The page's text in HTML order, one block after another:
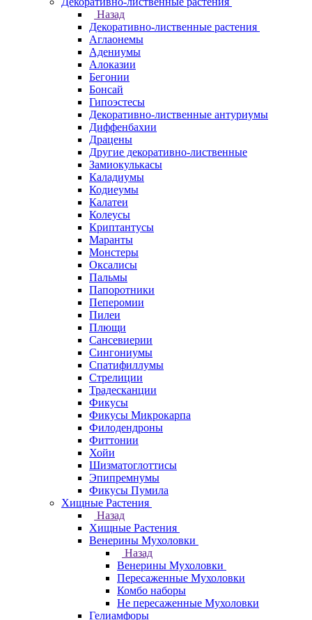
Назад
Декоративно-лиственные растения
Аглаонемы
Адениумы
Алоказии
Бегонии
Бонсай
Гипоэстесы
Декоративно-лиственные антуриумы
Диффенбахии
Драцены
Другие декоративно-лиственные
Замиокулькасы
Каладиумы
Кодиеумы
Калатеи
Колеусы
Криптантусы
Маранты
Монстеры
Оксалисы
Пальмы
Папоротники
Пеперомии
Пилеи
Плющи
Сансевиерии
Сингониумы
Спатифиллумы
Стрелиции
Традесканции
Фикусы
Фикусы Микрокарпа
Филодендроны
Фиттонии
Хойи
Шизматоглоттисы
Эпипремнумы
Фикусы Пумила
Хищные Растения
Назад
Хищные Растения
Венерины Мухоловки
Назад
Венерины Мухоловки
Пересаженные Мухоловки
Комбо наборы
Не пересаженные Мухоловки
Гелиамфоры